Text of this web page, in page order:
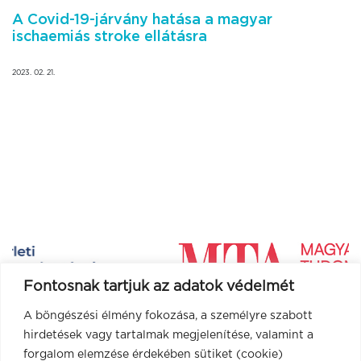
Fontosnak tartjuk az adatok védelmét
A böngészési élmény fokozása, a személyre szabott
hirdetések vagy tartalmak megjelenítése, valamint a
forgalom elemzése érdekében sütiket (cookie)
A Covid-19-járvány hatása a magyar
ischaemiás stroke ellátásra
2023. 02. 21.